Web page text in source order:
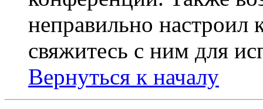
неправильно
свяжитесь с ним для
Вернуться к началу